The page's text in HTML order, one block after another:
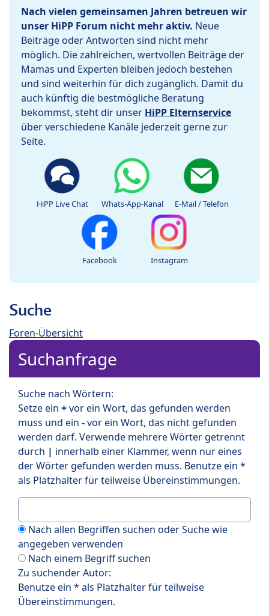
Nach vielen gemeinsamen Jahren betreuen wir
unser HiPP Forum nicht mehr aktiv. Neue
Beiträge oder Antworten sind nicht mehr
möglich. Die zahlreichen, wertvollen Beiträge der
Mamas und Experten bleiben jedoch bestehen
und sind weiterhin für dich zugänglich. Damit du
auch künftig die bestmögliche Beratung
bekommst, steht dir unser HiPP Elternservice
über verschiedene Kanäle jederzeit gerne zur
Seite.
HiPP Live Chat Whats-App-Kanal E-Mail / Telefon
Facebook Instagram
Suche
Foren-Übersicht
Suchanfrage
Suche nach Wörtern:
Setze ein +vor ein Wort, das gefunden werden
muss und ein -vor ein Wort, das nicht gefunden
werden darf. Verwende mehrere Wörter getrennt
durch | innerhalb einer Klammer, wenn nur eines
der Wörter gefunden werden muss. Benutze ein *
als Platzhalter für teilweise Übereinstimmungen.
Nach allen Begriffen suchen oder Suche wie
angegeben verwenden
Nach einem Begriff suchen
Zu suchender Autor:
Benutze ein * als Platzhalter für teilweise
Übereinstimmungen.